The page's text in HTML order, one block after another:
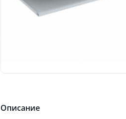
Описание